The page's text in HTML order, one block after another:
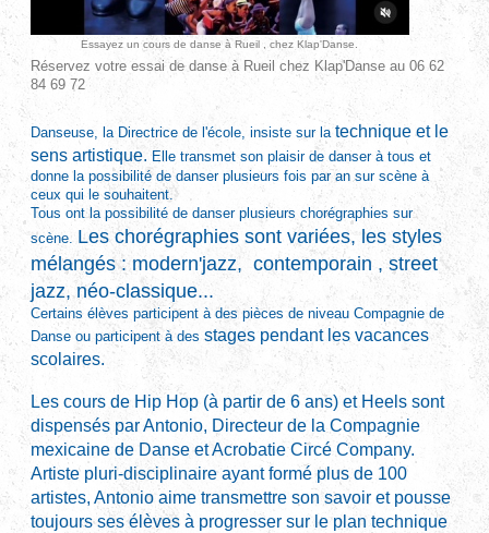
Essayez un cours de danse à Rueil , chez Klap'Danse.
Réservez votre essai de danse à Rueil chez Klap'Danse au 06 62
84 69 72
Danseuse, la Directrice de l'école, insiste sur la technique et le
sens artistique. Elle transmet son plaisir de danser à tous et
donne la possibilité de danser plusieurs fois par an sur scène à
ceux qui le souhaitent.
Tous ont la possibilité de danser plusieurs chorégraphies sur
scène. Les chorégraphies sont variées, les styles
mélangés : modern'jazz, contemporain , street
jazz, néo-classique...
Certains élèves participent à des pièces de niveau Compagnie de
Danseou participent à des stages pendant les vacances
scolaires.
Les cours de Hip Hop (à partir de 6 ans) et Heels sont
dispensés par Antonio, Directeur de la Compagnie
mexicaine de Danse et Acrobatie Circé Company.
Artiste pluri-disciplinaire ayant formé plus de 100
artistes, Antonio aime transmettre son savoir et pousse
toujours ses élèves à progresser sur le plan technique